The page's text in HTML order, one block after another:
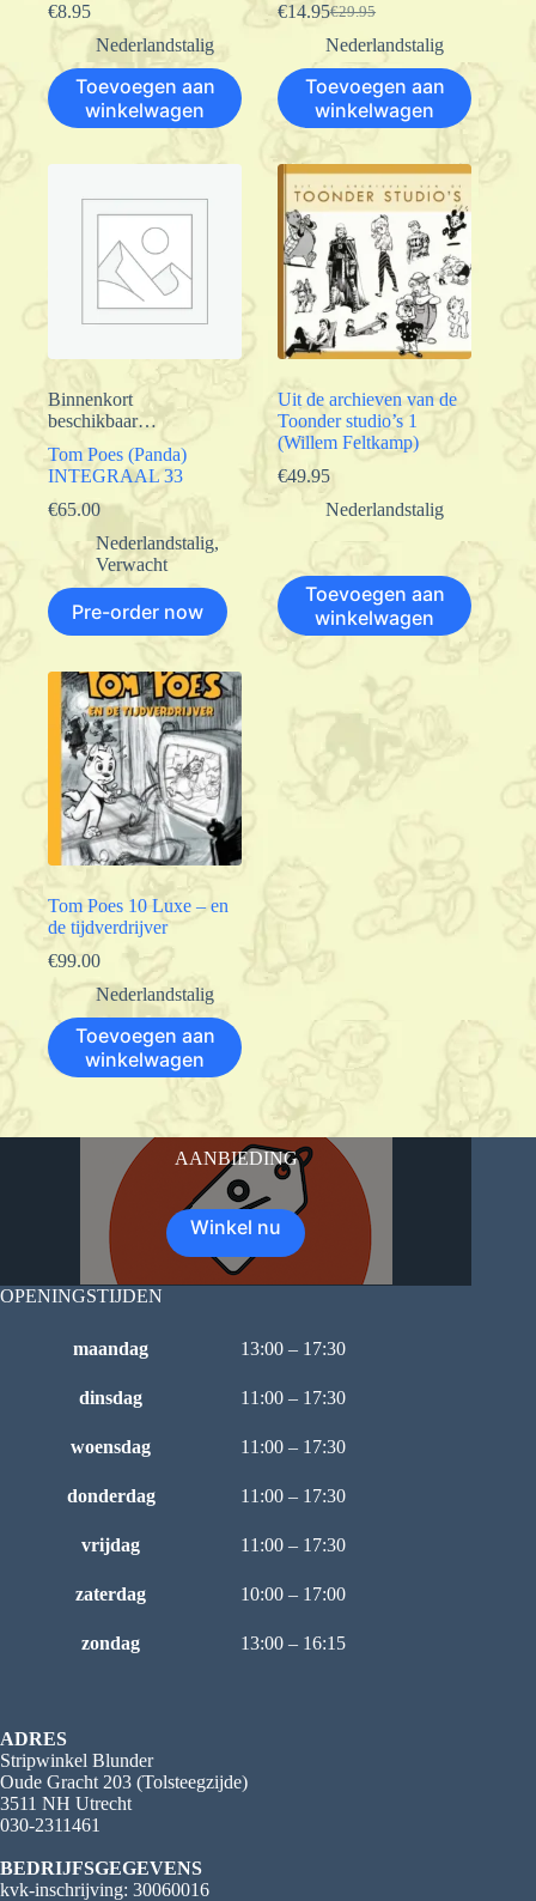
€8.95
Nederlandstalig
Toevoegen aan
winkelwagen
€29.95
Oorspronkelijke
prijs
was:
€29.95.
€14.95Huidige
prijs
is:
€14.95.
Nederlandstalig
Toevoegen aan
winkelwagen
Binnenkort
beschikbaar…
Tom Poes (Panda)
INTEGRAAL 33
€65.00
Nederlandstalig,
Verwacht
Pre-order now
Uit de archieven van de
Toonder studio’s 1
(Willem Feltkamp)
€49.95
Nederlandstalig
Toevoegen aan
winkelwagen
Tom Poes 10 Luxe – en
de tijdverdrijver
€99.00
Nederlandstalig
Toevoegen aan
winkelwagen
AANBIEDING
Winkel nu
OPENINGSTIJDEN
maandag 13:00 – 17:30
dinsdag 11:00 – 17:30
woensdag 11:00 – 17:30
donderdag 11:00 – 17:30
vrijdag 11:00 – 17:30
zaterdag 10:00 – 17:00
zondag 13:00 – 16:15
ADRES
Stripwinkel Blunder
Oude Gracht 203 (Tolsteegzijde)
3511 NH Utrecht
030-2311461
BEDRIJFSGEGEVENS
kvk-inschrijving: 30060016